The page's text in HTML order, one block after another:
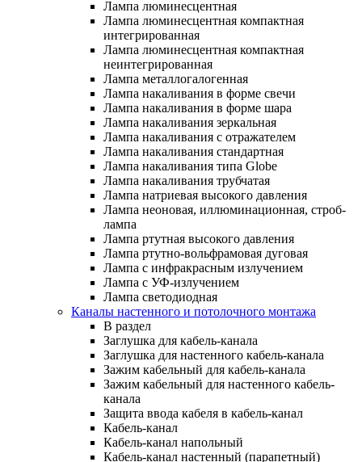
Лампа люминесцентная
Лампа люминесцентная компактная
интегрированная
Лампа люминесцентная компактная
неинтегрированная
Лампа металлогалогенная
Лампа накаливания в форме свечи
Лампа накаливания в форме шара
Лампа накаливания зеркальная
Лампа накаливания с отражателем
Лампа накаливания стандартная
Лампа накаливания типа Globe
Лампа накаливания трубчатая
Лампа натриевая высокого давления
Лампа неоновая, иллюминационная, строб-
лампа
Лампа ртутная высокого давления
Лампа ртутно-вольфрамовая дуговая
Лампа с инфракрасным излучением
Лампа с УФ-излучением
Лампа светодиодная
Каналы настенного и потолочного монтажа
В раздел
Заглушка для кабель-канала
Заглушка для настенного кабель-канала
Зажим кабельный для кабель-канала
Зажим кабельный для настенного кабель-
канала
Защита ввода кабеля в кабель-канал
Кабель-канал
Кабель-канал напольный
Кабель-канал настенный (парапетный)